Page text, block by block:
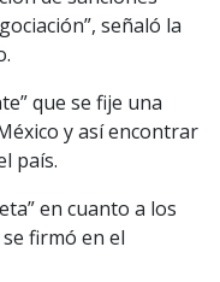
señaló la
que se fije una
y así encontrar
país.
en cuanto a los
firmó en el